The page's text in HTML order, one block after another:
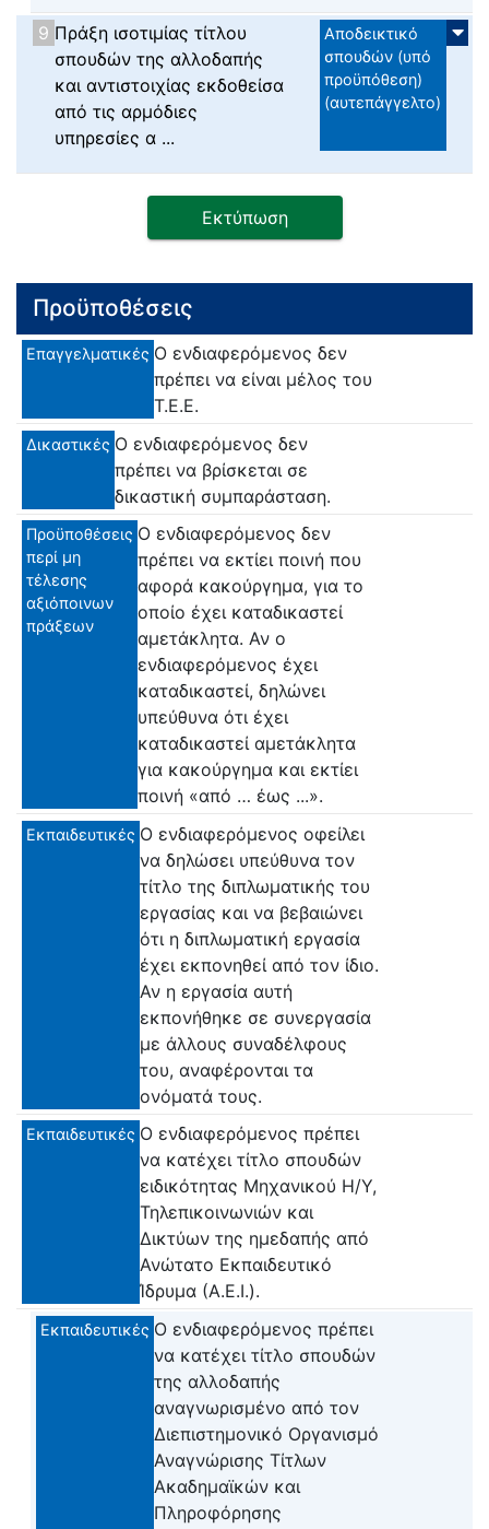
9 Πράξη ισοτιμίας τίτλου
σπουδών της αλλοδαπής
και αντιστοιχίας εκδοθείσα
από τις αρμόδιες
υπηρεσίες α ...
Αποδεικτικό
σπουδών (υπό
προϋπόθεση)
(αυτεπάγγελτο)
Εκτύπωση
Προϋποθέσεις
Επαγγελματικές Ο ενδιαφερόμενος δεν
πρέπει να είναι μέλος του
Τ.Ε.Ε.
Δικαστικές Ο ενδιαφερόμενος δεν
πρέπει να βρίσκεται σε
δικαστική συμπαράσταση.
Προϋποθέσεις
περί μη
τέλεσης
αξιόποινων
πράξεων
Ο ενδιαφερόμενος δεν
πρέπει να εκτίει ποινή που
αφορά κακούργημα, για το
οποίο έχει καταδικαστεί
αμετάκλητα. Αν ο
ενδιαφερόμενος έχει
καταδικαστεί, δηλώνει
υπεύθυνα ότι έχει
καταδικαστεί αμετάκλητα
για κακούργημα και εκτίει
ποινή «από … έως ...».
Εκπαιδευτικές Ο ενδιαφερόμενος οφείλει
να δηλώσει υπεύθυνα τον
τίτλο της διπλωματικής του
εργασίας και να βεβαιώνει
ότι η διπλωματική εργασία
έχει εκπονηθεί από τον ίδιο.
Αν η εργασία αυτή
εκπονήθηκε σε συνεργασία
με άλλους συναδέλφους
του, αναφέρονται τα
ονόματά τους.
Εκπαιδευτικές Ο ενδιαφερόμενος πρέπει
να κατέχει τίτλο σπουδών
ειδικότητας Μηχανικού Η/Υ,
Τηλεπικοινωνιών και
Δικτύων της ημεδαπής από
Ανώτατο Εκπαιδευτικό
Ίδρυμα (Α.Ε.Ι.).
Εκπαιδευτικές Ο ενδιαφερόμενος πρέπει
να κατέχει τίτλο σπουδών
της αλλοδαπής
αναγνωρισμένο από τον
Διεπιστημονικό Οργανισμό
Αναγνώρισης Τίτλων
Ακαδημαϊκών και
Πληροφόρησης